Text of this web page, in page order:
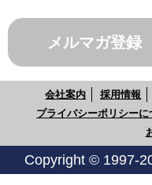
メルマガ登録
会社案内 採用情報
プライバシーポリシーに
Copyright © 1997-